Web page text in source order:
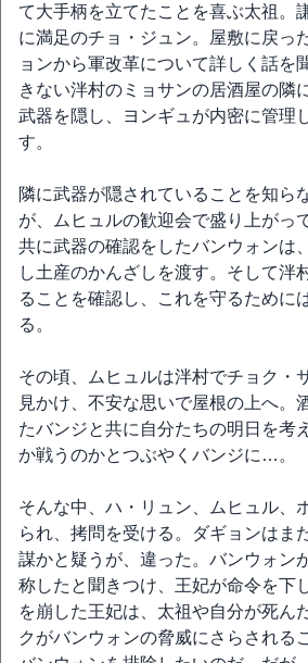
て大手柄を立てたことを喜ぶ太祖。
に満足のチョ・ジュン。屋敷に戻っ
ョンから軍改革について詳しく話を
きない泮村のミョサンの居酒屋の隣
武器を隠し、ヨンギュが内密に管理
す。
隣に武器が隠されていることを知ら
が、ムヒュルの歓迎会で盛り上がっ
共に武器の確認をしたバンウォンは
し土産のかんざしを渡す。そして泮
ることを確認し、これを守るために
る。
その頃、ムヒュルは泮村でチョク・
見かけ、不安な思いで屋根の上へ。
たバンジと共に自分たちの明日を考
か戦うのかとつぶやくバンジに…。
そんな中、ハ・リュン、ムヒュル、
られ、拷問を受ける。ダギョンはま
謀かと疑うが、違った。バンウォン
称したと聞きつけ、王妃が命令を下
を崩した王妃は、太祖や自分が死ん
クがバンウォンの脅威にさらされる